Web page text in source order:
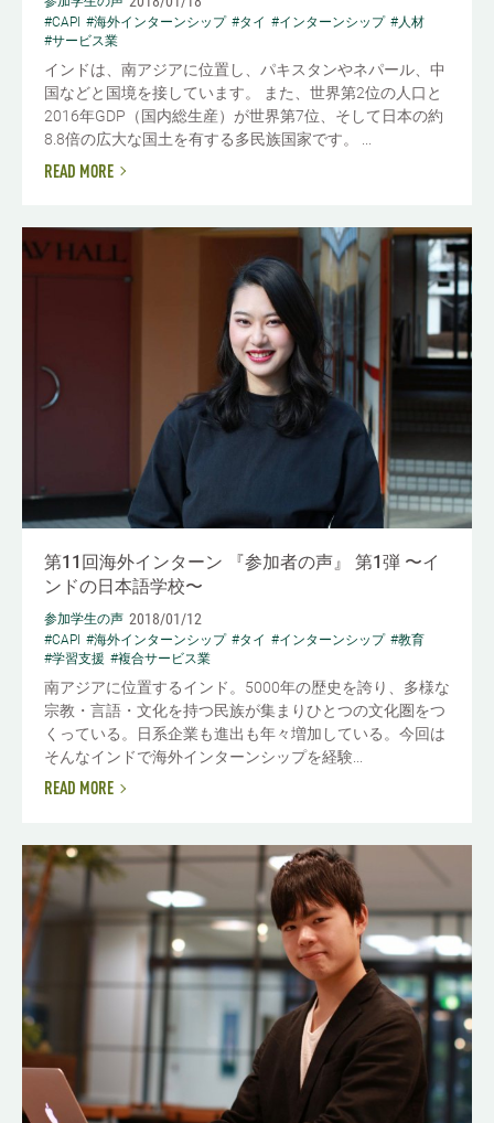
#CAPI #海外インターンシップ #タイ #インターンシップ #人材
#サービス業
インドは、南アジアに位置し、パキスタンやネパール、中
国などと国境を接しています。 また、世界第2位の人口と
2016年GDP（国内総生産）が世界第7位、そして日本の約
8.8倍の広大な国土を有する多民族国家です。 ...
READ MORE
第11回海外インターン 『参加者の声』 第1弾 〜イ
ンドの日本語学校〜
参加学生の声 2018/01/12
#CAPI #海外インターンシップ #タイ #インターンシップ #教育
#学習支援 #複合サービス業
南アジアに位置するインド。5000年の歴史を誇り、多様な
宗教・言語・文化を持つ民族が集まりひとつの文化圏をつ
くっている。日系企業も進出も年々増加している。今回は
そんなインドで海外インターンシップを経験...
READ MORE